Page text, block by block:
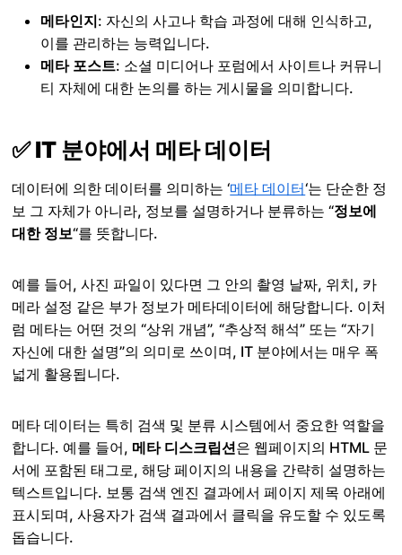
메타인지: 자신의 사고나 학습 과정에 대해 인식하고,
이를 관리하는 능력입니다.
메타 포스트: 소셜 미디어나 포럼에서 사이트나 커뮤니
티 자체에 대한 논의를 하는 게시물을 의미합니다.
✅ IT 분야에서 메타 데이터
데이터에 의한 데이터를 의미하는 ‘메타 데이터‘는 단순한 정
보 그 자체가 아니라, 정보를 설명하거나 분류하는 “정보에
대한 정보“를 뜻합니다.
예를 들어, 사진 파일이 있다면 그 안의 촬영 날짜, 위치, 카
메라 설정 같은 부가 정보가 메타데이터에 해당합니다. 이처
럼 메타는 어떤 것의 “상위 개념”, “추상적 해석” 또는 “자기
자신에 대한 설명”의 의미로 쓰이며, IT 분야에서는 매우 폭
넓게 활용됩니다.
메타 데이터는 특히 검색 및 분류 시스템에서 중요한 역할을
합니다. 예를 들어, 메타 디스크립션은 웹페이지의 HTML 문
서에 포함된 태그로, 해당 페이지의 내용을 간략히 설명하는
텍스트입니다. 보통 검색 엔진 결과에서 페이지 제목 아래에
표시되며, 사용자가 검색 결과에서 클릭을 유도할 수 있도록
돕습니다.